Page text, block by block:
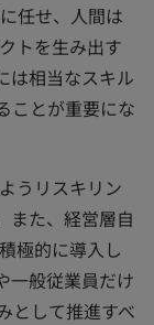
任せ、人間は
トを生み出す
は相当なスキル
ことが重要にな
うリスキリン
また、経営層自
極的に導入し
一般従業員だけ
として推進すべ